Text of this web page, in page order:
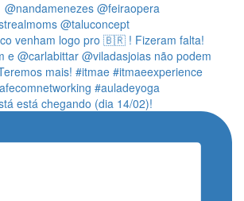
está chegando (dia 14/02)!